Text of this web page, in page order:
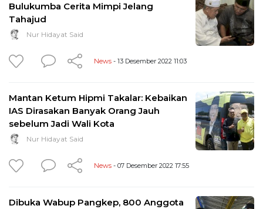
Bulukumba Cerita Mimpi Jelang
Tahajud
Nur Hidayat Said
News - 13 Desember 2022 11:03
Mantan Ketum Hipmi Takalar: Kebaikan
IAS Dirasakan Banyak Orang Jauh
sebelum Jadi Wali Kota
Nur Hidayat Said
News - 07 Desember 2022 17:55
Dibuka Wabup Pangkep, 800 Anggota